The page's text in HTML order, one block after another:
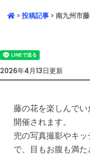
> 投稿記事 > 南九州市
2026年4月13日更新
藤の花を楽しんで
開催されます。
兜の写真撮影やキ
で、目もお腹も満